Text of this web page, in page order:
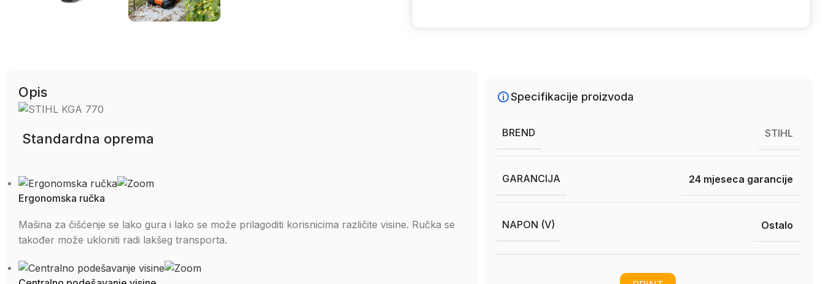
Opis
Standardna oprema
Ergonomska ručka
Mašina za čišćenje se lako gura i lako se može prilagoditi korisnicima različite visine. Ručka se
također može ukloniti radi lakšeg transporta.
Specifikacije proizvoda
BREND STIHL
GARANCIJA 24 mjeseca garancije
NAPON (V) Ostalo